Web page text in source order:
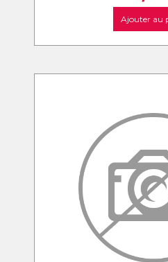
Ajouter au